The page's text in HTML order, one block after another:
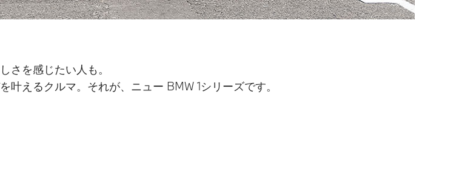
さを感じたい人も。
えるクルマ。それが、ニュー BMW 1シリーズです。